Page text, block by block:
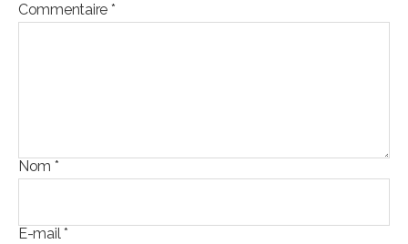
Commentaire *
Nom *
E-mail*